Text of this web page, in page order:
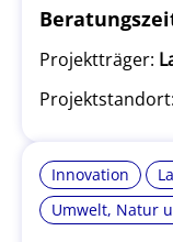
Projektträger:
Projektstandort:
Innovation
Umwelt, Natur